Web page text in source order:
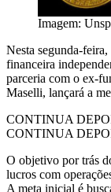
Imagem:
Nesta segunda-
financeira
parceria com o ex-
Maselli, lançará a
CONTINUA
CONTINUA
O objetivo por trás
lucros com
A meta inicial é